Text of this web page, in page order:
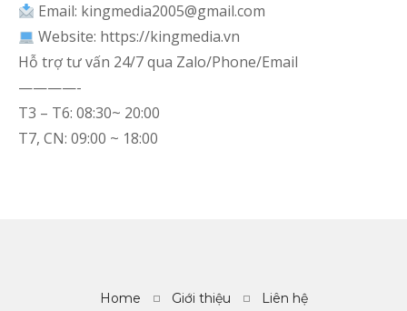
Email: kingmedia2005@gmail.com
Website: https://kingmedia.vn
Hỗ trợ tư vấn 24/7 qua Zalo/Phone/Email
————-
T3 – T6: 08:30~ 20:00
T7, CN: 09:00 ~ 18:00
Home Giới thiệu
Liên hệ